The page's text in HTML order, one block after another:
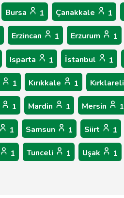
Bursa 1 Çanakkale 1
Erzincan 1 Erzurum 1
Isparta 1 İstanbul 1
1 Kırıkkale 1 Kırklareli
1 Mardin 1 Mersin 1
1 Samsun 1 Siirt 1
1 Tunceli 1 Uşak 1